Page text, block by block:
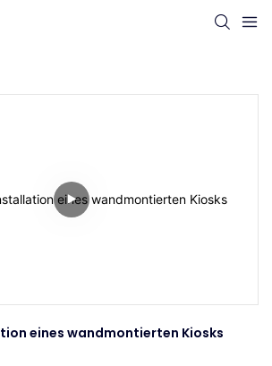
eines wandmontierten Kiosks